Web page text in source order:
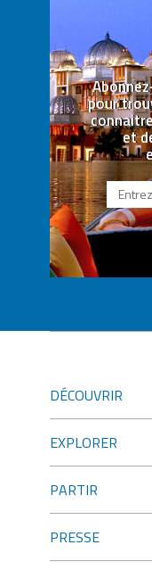
pour
et
DÉCOUVRIR
EXPLORER
PARTIR
PRESSE